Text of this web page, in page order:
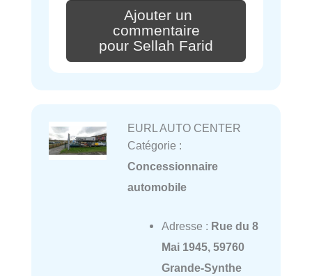
Ajouter un
commentaire
pour Sellah Farid
EURL AUTO CENTER
Catégorie :
Concessionnaire
automobile
Adresse : Rue du 8
Mai 1945, 59760
Grande-Synthe